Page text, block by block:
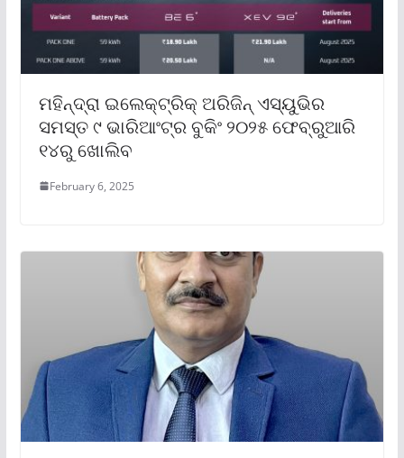
ମହିନ୍ଦ୍ରା ଇଲେକ୍ଟ୍ରିକ୍ ଅରିଜିନ୍ ଏସ୍‌ୟୁଭିର
ସମସ୍ତ ୯ ଭାରିଆଂଟ୍‌ର ବୁକିଂ ୨୦୨୫ ଫେବ୍ରୁଆରି
୧୪ରୁ ଖୋଲିବ
February 6, 2025